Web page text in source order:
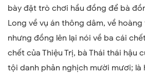
bày đặt trò chơi hầu đồng để bà
Long về vụ án thông dâm, về
nhưng đồng lên lại nói về ba cái
chết của Thiệu Trị, bà Thái thái hậu
tội danh phản nghịch mười mươi; là